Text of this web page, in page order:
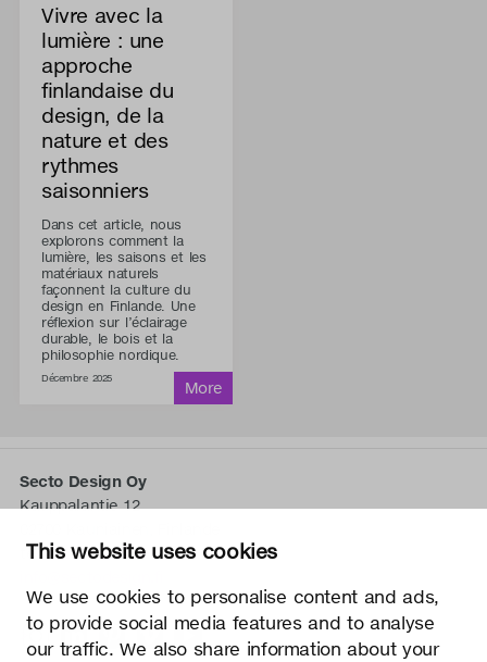
This website uses cookies
We use cookies to personalise content and ads,
to provide social media features and to analyse
our traffic. We also share information about your
Vivre avec la
lumière : une
approche
finlandaise du
design, de la
nature et des
rythmes
saisonniers
Dans cet article, nous
explorons comment la
lumière, les saisons et les
matériaux naturels
façonnent la culture du
design en Finlande. Une
réflexion sur l’éclairage
durable, le bois et la
philosophie nordique.
Décembre 2025
Secto Design Oy
Kauppalantie 12
tel.+358 9 5050 598